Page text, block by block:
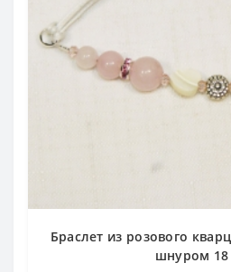
Браслет из розового
шнуром 18